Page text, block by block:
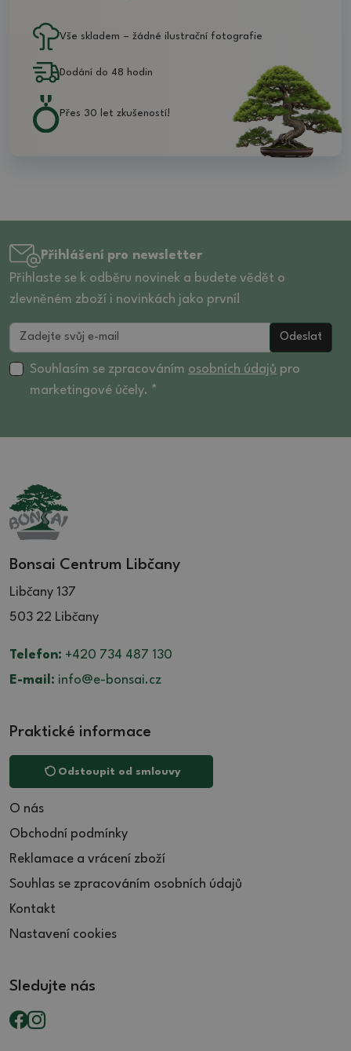
Vše skladem – žádné ilustrační fotografie
Dodání do 48 hodin
Přes 30 let zkušeností!
Přihlášení pro newsletter
Přihlaste se k odběru novinek a budete vědět o
zlevněném zboží i novinkách jako první!
Odeslat
Souhlasím se zpracováním osobních údajů pro
marketingové účely. *
Bonsai Centrum Libčany
Libčany 137
503 22 Libčany
Telefon: +420 734 487 130
E-mail: info@e-bonsai.cz
Praktické informace
Odstoupit od smlouvy
O nás
Obchodní podmínky
Reklamace a vrácení zboží
Souhlas se zpracováním osobních údajů
Kontakt
Nastavení cookies
Sledujte nás